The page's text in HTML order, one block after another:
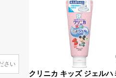
クリニカ キッズ ジェルハ